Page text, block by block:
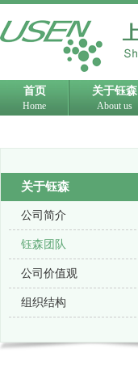
首页
Home
关于钰森
About us
关于钰森
公司简介
钰森团队
公司价值观
组织结构